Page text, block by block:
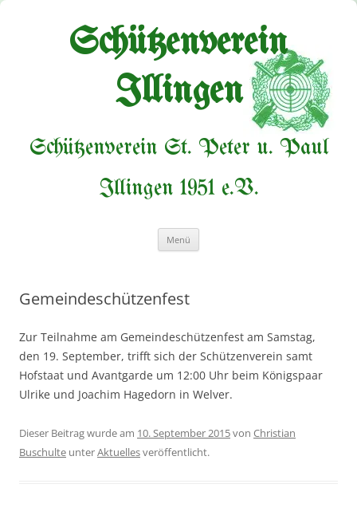
Schützenverein
Illingen
Schützenverein St. Peter u. Paul
Illingen 1951 e.V.
Menü
Gemeindeschützenfest
Zur Teilnahme am Gemeindeschützenfest am Samstag,
den 19. September, trifft sich der Schützenverein samt
Hofstaat und Avantgarde um 12:00 Uhr beim Königspaar
Ulrike und Joachim Hagedorn in Welver.
Dieser Beitrag wurde am 10. September 2015von Christian
Buschulte unterAktuellesveröffentlicht.